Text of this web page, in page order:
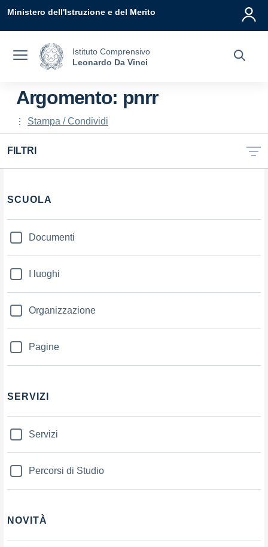
Ministero dell'Istruzione e del Merito
Istituto Comprensivo
Leonardo Da Vinci
Argomento: pnrr
Stampa / Condividi
FILTRI
SCUOLA
Documenti
I luoghi
Organizzazione
Pagine
SERVIZI
Servizi
Percorsi di Studio
NOVITÀ